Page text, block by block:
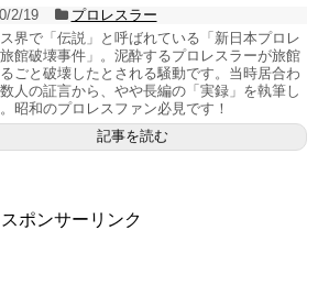
2/19
プロレスラー
界で「伝説」と呼ばれている「新日本プロレ
館破壊事件」。泥酔するプロレスラーが旅館
ごと破壊したとされる騒動です。当時居合わ
人の証言から、やや長編の「実録」を執筆し
昭和のプロレスファン必見です！
記事を読む
スポンサーリンク